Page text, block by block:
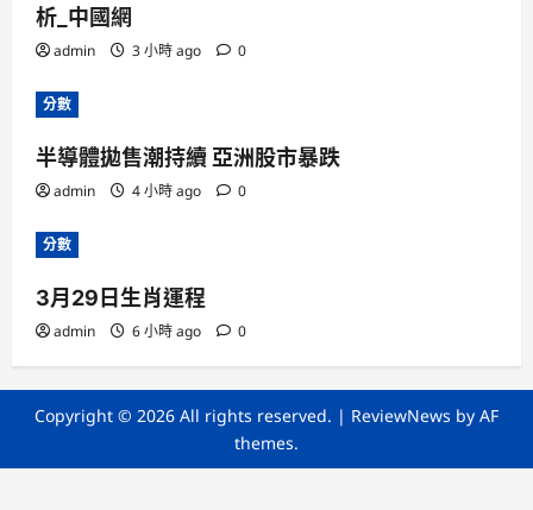
析_中國網
admin 3 小時 ago 0
分數
半導體拋售潮持續 亞洲股市暴跌
admin 4 小時 ago 0
分數
3月29日生肖運程
admin 6 小時 ago 0
Copyright © 2026 All rights reserved. | ReviewNews by AF
themes.